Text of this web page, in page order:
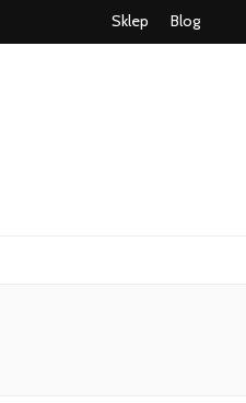
Sklep Blog